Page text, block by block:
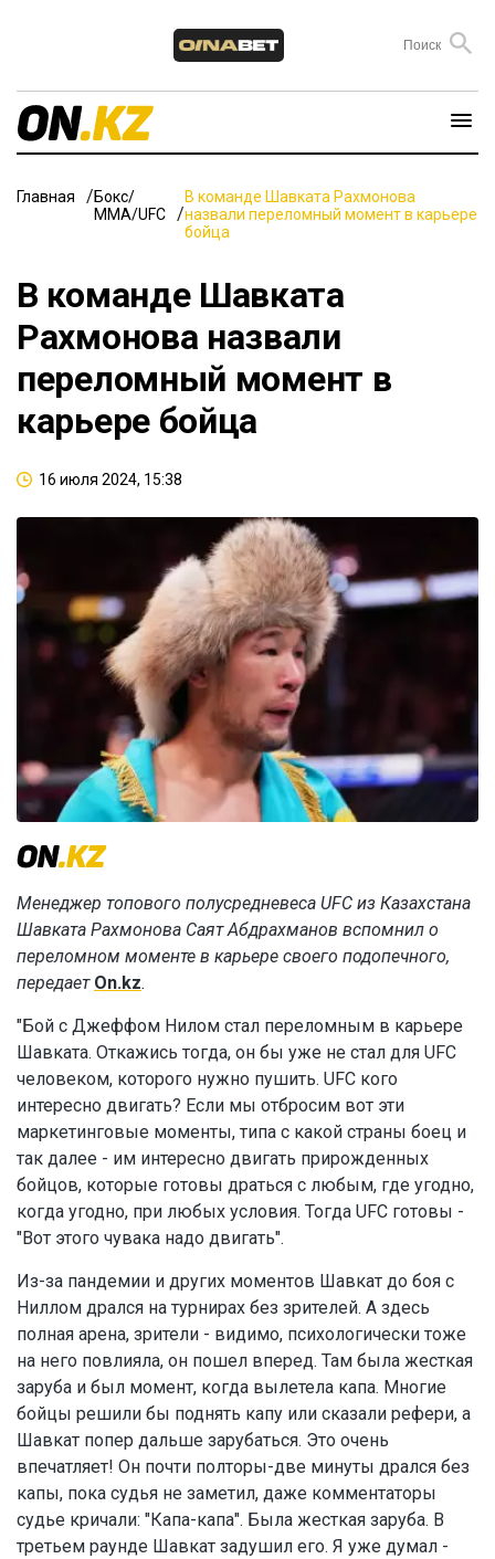
Главная
Бокс/
ММА/UFC
В команде Шавката Рахмонова
назвали переломный момент в карьере
бойца
В команде Шавката
Рахмонова назвали
переломный момент в
карьере бойца
16 июля 2024, 15:38
Менеджер топового полусредневеса UFC из Казахстана
Шавката Рахмонова Саят Абдрахманов вспомнил о
переломном моменте в карьере своего подопечного,
передает On.kz.
"Бой с Джеффом Нилом стал переломным в карьере
Шавката. Откажись тогда, он бы уже не стал для UFC
человеком, которого нужно пушить. UFC кого
интересно двигать? Если мы отбросим вот эти
маркетинговые моменты, типа с какой страны боец и
так далее - им интересно двигать прирожденных
бойцов, которые готовы драться с любым, где угодно,
когда угодно, при любых условия. Тогда UFC готовы -
"Вот этого чувака надо двигать".
Из-за пандемии и других моментов Шавкат до боя с
Ниллом дрался на турнирах без зрителей. А здесь
полная арена, зрители - видимо, психологически тоже
на него повлияла, он пошел вперед. Там была жесткая
заруба и был момент, когда вылетела капа. Многие
бойцы решили бы поднять капу или сказали рефери, а
Шавкат попер дальше зарубаться. Это очень
впечатляет! Он почти полторы-две минуты дрался без
капы, пока судья не заметил, даже комментаторы
судье кричали: "Капа-капа". Была жесткая заруба. В
третьем раунде Шавкат задушил его. Я уже думал -